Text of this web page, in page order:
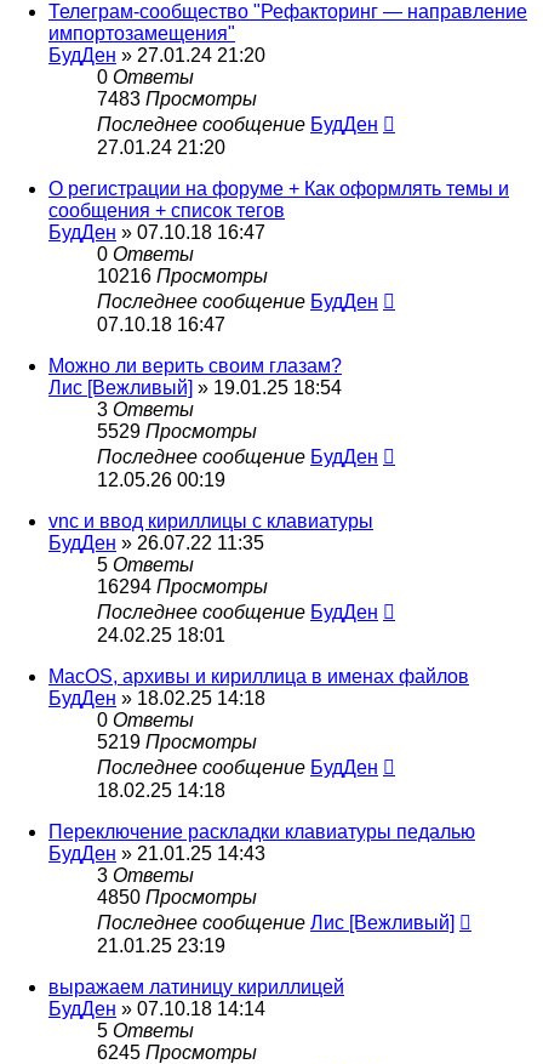
Телеграм-сообщество "Рефакторинг — направление
импортозамещения"
БудДен » 27.01.24 21:20
0 Ответы
7483 Просмотры
Последнее сообщение БудДен
27.01.24 21:20
О регистрации на форуме + Как оформлять темы и
сообщения + список тегов
БудДен » 07.10.18 16:47
0 Ответы
10216 Просмотры
Последнее сообщение БудДен
07.10.18 16:47
Можно ли верить своим глазам?
Лис [Вежливый] » 19.01.25 18:54
3 Ответы
5529 Просмотры
Последнее сообщение БудДен
12.05.26 00:19
vnc и ввод кириллицы с клавиатуры
БудДен » 26.07.22 11:35
5 Ответы
16294 Просмотры
Последнее сообщение БудДен
24.02.25 18:01
MacOS, архивы и кириллица в именах файлов
БудДен » 18.02.25 14:18
0 Ответы
5219 Просмотры
Последнее сообщение БудДен
18.02.25 14:18
Переключение раскладки клавиатуры педалью
БудДен » 21.01.25 14:43
3 Ответы
4850 Просмотры
Последнее сообщение Лис [Вежливый]
21.01.25 23:19
выражаем латиницу кириллицей
БудДен » 07.10.18 14:14
5 Ответы
6245 Просмотры